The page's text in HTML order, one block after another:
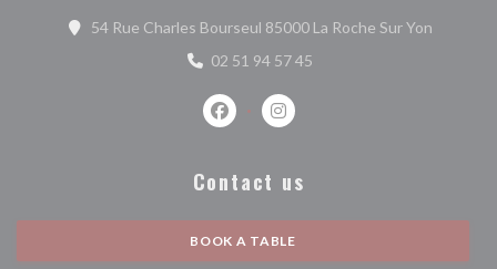
54 Rue Charles Bourseul 85000 La Roche Sur Yon((opens
02 51 94 57 45
Facebook ((opens in a new window))
Instagram ((opens in a new
Contact us
BOOK A TABLE